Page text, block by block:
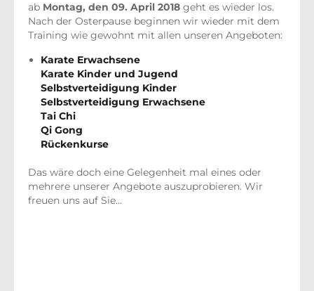
ab Montag, den 09. April 2018 geht es wieder los.
Nach der Osterpause beginnen wir wieder mit dem
Training wie gewohnt mit allen unseren Angeboten:
Karate Erwachsene
Karate Kinder und Jugend
Selbstverteidigung Kinder
Selbstverteidigung Erwachsene
Tai Chi
Qi Gong
Rückenkurse
Das wäre doch eine Gelegenheit mal eines oder
mehrere unserer Angebote auszuprobieren. Wir
freuen uns auf Sie…